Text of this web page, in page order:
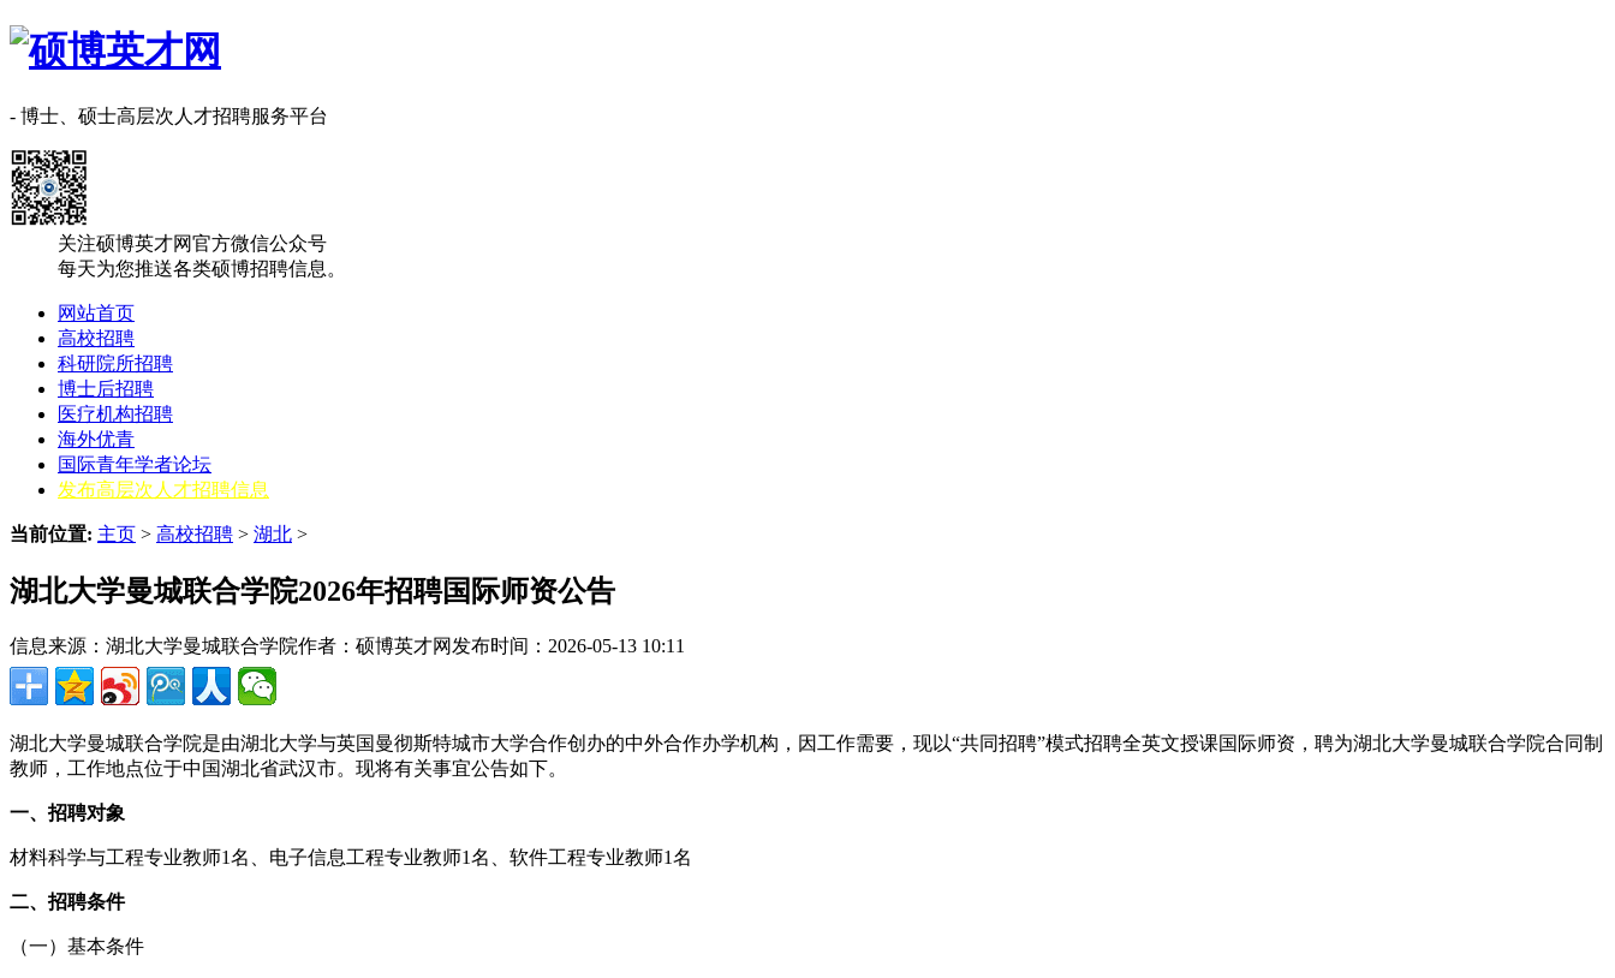
- 博士、硕士高层次人才招聘服务平台
关注硕博英才网官方微信公众号
每天为您推送各类硕博招聘信息。
网站首页
高校招聘
科研院所招聘
博士后招聘
医疗机构招聘
海外优青
国际青年学者论坛
发布高层次人才招聘信息
当前位置: 主页 > 高校招聘 > 湖北 >
湖北大学曼城联合学院2026年招聘国际师资公告
信息来源：湖北大学曼城联合学院作者：硕博英才网 发布时间：2026-05-13 10:11
湖北大学曼城联合学院是由湖北大学与英国曼彻斯特城市大学合作创办的中外合作办学机构，因工作需要，现以“共同招聘”模式招聘全英文授课国际师资，聘为湖北大学曼城联合学院合同制
教师，工作地点位于中国湖北省武汉市。现将有关事宜公告如下。
一、招聘对象
材料科学与工程专业教师1名、电子信息工程专业教师1名、软件工程专业教师1名
二、招聘条件
（一）基本条件